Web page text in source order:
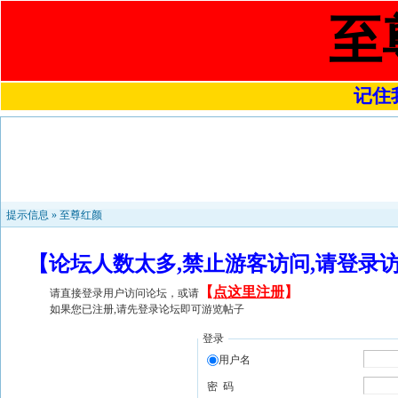
至
记住
提示信息 » 至尊红颜
【论坛人数太多,禁止游客访问,请登
请直接登录用户访问论坛，或请 【 点这里注册】
如果您已注册,请先登录论坛即可游览帖子
登录
用户名
密 码